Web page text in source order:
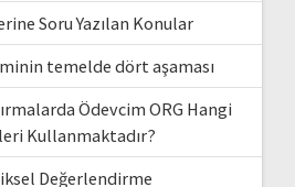
Soru Yazılan Konular
temelde dört aşaması
Ödevcim ORG Hangi
Kullanmaktadır?
Değerlendirme